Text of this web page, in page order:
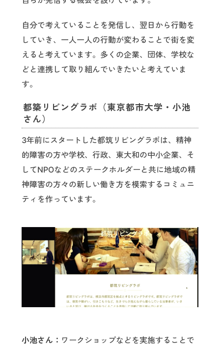
自分で考えていることを発信し、翌日から行動を
していき、一人一人の行動が変わることで街を変
えると考えています。多くの企業、団体、学校な
どと連携して取り組んでいきたいと考えていま
す。
都築リビングラボ（東京都市大学・小池
さん）
3年前にスタートした都筑リビングラボは、精神
的障害の方や学校、行政、東大和の中小企業、そ
してNPOなどのステークホルダーと共に地域の精
神障害の方々の新しい働き方を模索するコミュニ
ティを作っています。
小池さん： ワークショップなどを実施することで